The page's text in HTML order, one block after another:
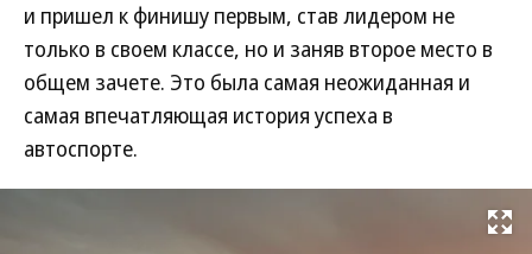
и пришел к финишу первым, став лидером не
только в своем классе, но и заняв второе место в
общем зачете. Это была самая неожиданная и
самая впечатляющая история успеха в
автоспорте.
Развернуть